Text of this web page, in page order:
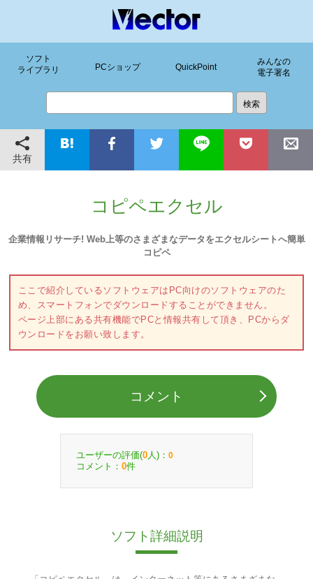
ソフト
ライブラリ
PCショップ QuickPoint
みんなの
電子署名
共有
コピペエクセル
企業情報リサーチ! Web上等のさまざまなデータをエクセルシートへ簡単
コピペ
ここで紹介しているソフトウェアはPC向けのソフトウェアのた
め、スマートフォンでダウンロードすることができません。
ページ上部にある共有機能でPCと情報共有して頂き、PCからダ
ウンロードをお願い致します。
コメント
ユーザーの評価(0 人)： 0
コメント： 0件
ソフト詳細説明